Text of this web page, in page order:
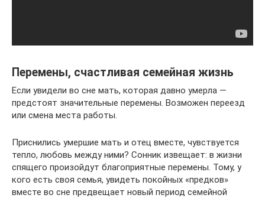
Перемены, счастливая семейная жизнь
Если увидели во сне мать, которая давно умерла —
предстоят значительные перемены. Возможен переезд
или смена места работы.
Приснились умершие мать и отец вместе, чувствуется
тепло, любовь между ними? Сонник извещает: в жизни
спящего произойдут благоприятные перемены. Тому, у
кого есть своя семья, увидеть покойных «предков»
вместе во сне предвещает новый период семейной